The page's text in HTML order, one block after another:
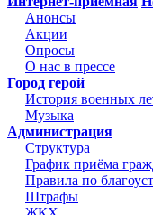
Анонсы
Акции
Опросы
О нас в прессе
Город герой
История военных
Музыка
Администрация
Структура
График приёма
Правила по
Штрафы